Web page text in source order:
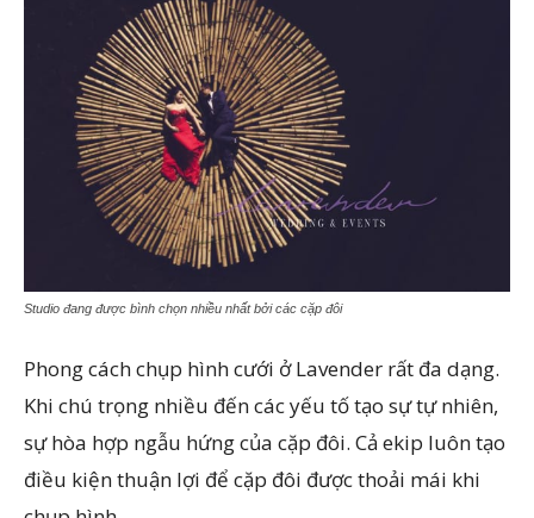
Studio đang được bình chọn nhiều nhất bởi các cặp đôi
Phong cách chụp hình cưới ở Lavender rất đa dạng.
Khi chú trọng nhiều đến các yếu tố tạo sự tự nhiên,
sự hòa hợp ngẫu hứng của cặp đôi. Cả ekip luôn tạo
điều kiện thuận lợi để cặp đôi được thoải mái khi